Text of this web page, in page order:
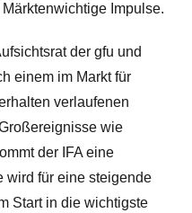
Impulse.
der gfu und
einem im Markt für
verlaufenen
wie
der IFA eine
wird für eine steigende
Start in die wichtigste